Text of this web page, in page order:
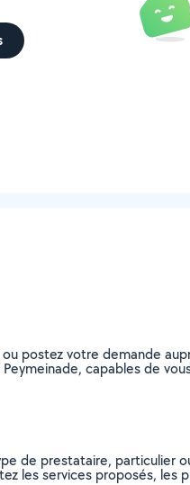
postez votre demande
capables de
de prestataire, particulier
les services proposés, les